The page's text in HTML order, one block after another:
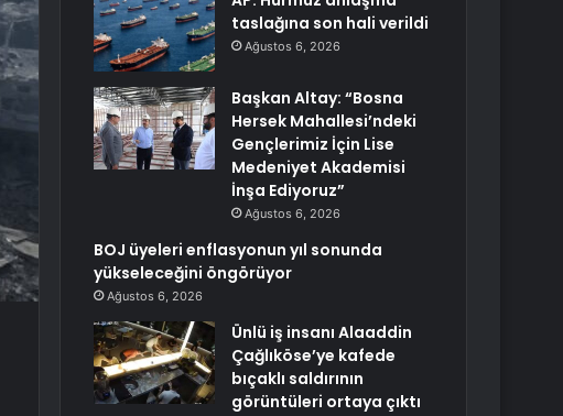
taslağına son hali verildi
Ağustos 6, 2026
Başkan Altay: “Bosna
Hersek Mahallesi’ndeki
Gençlerimiz İçin Lise
Medeniyet Akademisi
İnşa Ediyoruz”
Ağustos 6, 2026
BOJ üyeleri enflasyonun yıl sonunda
yükseleceğini öngörüyor
Ağustos 6, 2026
Ünlü iş insanı Alaaddin
Çağlıköse’ye kafede
bıçaklı saldırının
görüntüleri ortaya çıktı